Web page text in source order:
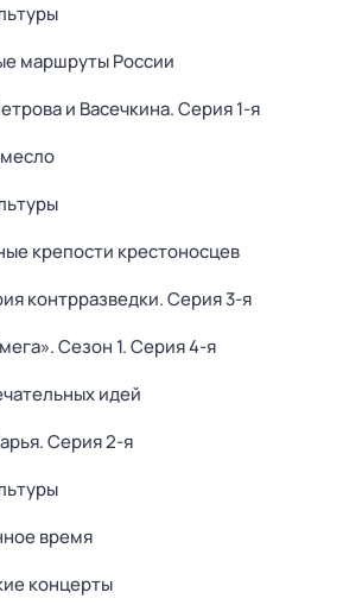
маршруты России
и Васечкина. Серия 1-я
крепости крестоносцев
контрразведки. Серия 3-я
. Сезон 1. Серия 4-я
идей
. Серия 2-я
время
концерты